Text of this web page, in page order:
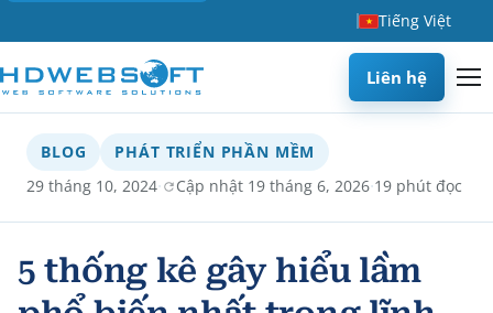
Tiếng Việt
Liên hệ
BLOG
PHÁT TRIỂN PHẦN MỀM
29 tháng 10, 2024· Cập nhật 19 tháng 6, 2026·19 phút đọc
5 thống kê gây hiểu lầm